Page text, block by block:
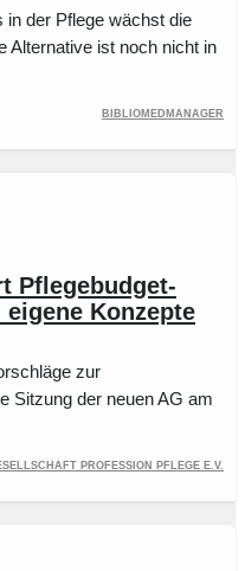
in der Pflege wächst die
Alternative ist noch nicht in
BibliomedManager
Pflegebudget-
Konzepte
zur
Sitzung der neuen AG am
Profession Pflege e.V.